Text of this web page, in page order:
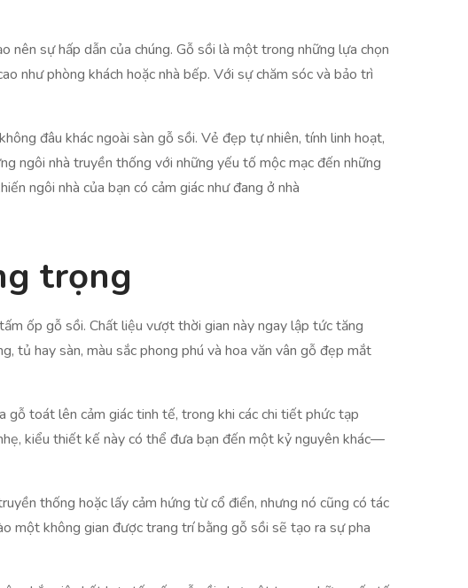
sự hấp dẫn của chúng. Gỗ sồi là một trong những lựa chọn
như phòng khách hoặc nhà bếp. Với sự chăm sóc và bảo trì
đâu khác ngoài sàn gỗ sồi. Vẻ đẹp tự nhiên, tính linh hoạt,
ngôi nhà truyền thống với những yếu tố mộc mạc đến những
ngôi nhà của bạn có cảm giác như đang ở nhà
trọng
ốp gỗ sồi. Chất liệu vượt thời gian này ngay lập tức tăng
tủ hay sàn, màu sắc phong phú và hoa văn vân gỗ đẹp mắt
toát lên cảm giác tinh tế, trong khi các chi tiết phức tạp
kiểu thiết kế này có thể đưa bạn đến một kỷ nguyên khác—
thống hoặc lấy cảm hứng từ cổ điển, nhưng nó cũng có tác
một không gian được trang trí bằng gỗ sồi sẽ tạo ra sự pha